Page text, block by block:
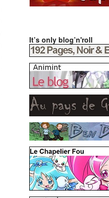
It’s only blog’n'roll